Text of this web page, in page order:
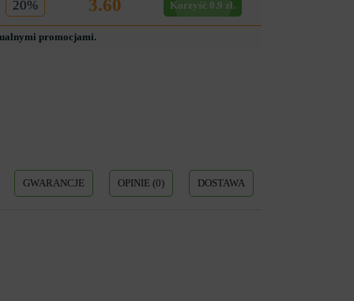
20% 3.60 Korzyść 0.9 zł.
promocjami.
GWARANCJE OPINIE (0) DOSTAWA